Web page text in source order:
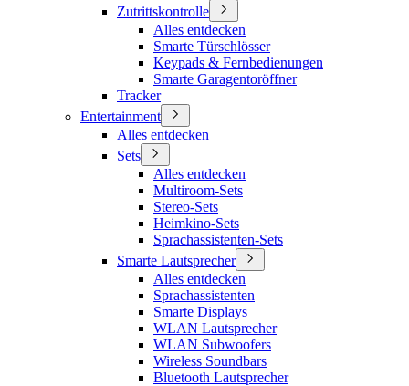
Zutrittskontrolle
Alles entdecken
Smarte Türschlösser
Keypads & Fernbedienungen
Smarte Garagentoröffner
Tracker
Entertainment
Alles entdecken
Sets
Alles entdecken
Multiroom-Sets
Stereo-Sets
Heimkino-Sets
Sprachassistenten-Sets
Smarte Lautsprecher
Alles entdecken
Sprachassistenten
Smarte Displays
WLAN Lautsprecher
WLAN Subwoofers
Wireless Soundbars
Bluetooth Lautsprecher